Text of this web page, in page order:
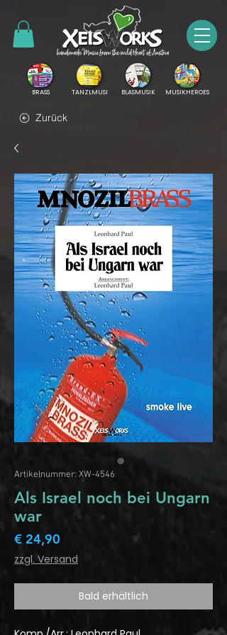
BRASS TANZLMUSI BLASMUSIK MUSIKHEROES
Zurück
Artikelnummer: XW-4546
Als Israel noch bei Ungarn
war
€ 24,90
zzgl. Versand
Bald erhältlich